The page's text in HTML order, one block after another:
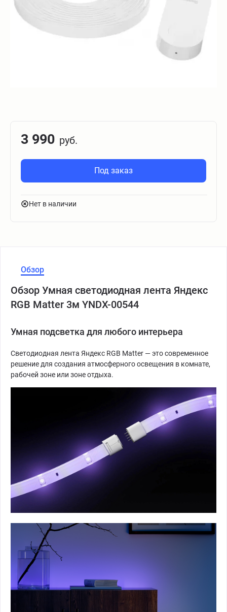
3 990 руб.
Под заказ
Нет в наличии
Обзор
Обзор Умная светодиодная лента Яндекс
RGB Matter 3м YNDX-00544
Умная подсветка для любого интерьера
Светодиодная лента Яндекс RGB Matter — это современное
решение для создания атмосферного освещения в комнате,
рабочей зоне или зоне отдыха.